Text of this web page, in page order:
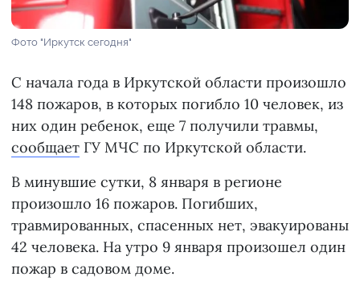
Фото "Иркутск сегодня"
С начала года в Иркутской области произошло
148 пожаров, в которых погибло 10 человек, из
них один ребенок, еще 7 получили травмы,
сообщает ГУ МЧС по Иркутской области.
В минувшие сутки, 8 января в регионе
произошло 16 пожаров. Погибших,
травмированных, спасенных нет, эвакуированы
42 человека. На утро 9 января произошел один
пожар в садовом доме.